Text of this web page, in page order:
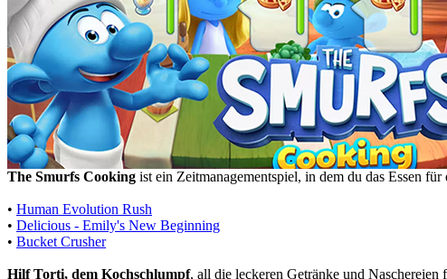
The Smurfs Cooking ist ein Zeitmanagementspiel, in dem du das Essen für
• Human Evolution Rush
• Delicious - Emily's New Beginning
• Bucket Crusher
Hilf Torti, dem Kochschlumpf, all die leckeren Getränke und Naschereien